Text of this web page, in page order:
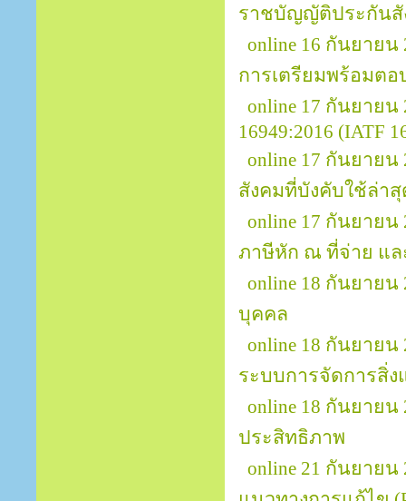
ราชบัญญัติประกันสั
online 16 กันยาย
การเตรียมพร้อมต
online 17 กันยาย
16949:2016 (IATF
online 17 กันยาย
สังคมที่บังคับใช้ล่าสุ
online 17 กันยาย
ภาษีหัก ณ ที่จ่าย แล
online 18 กันยาย
บุคคล
online 18 กันยายน
ระบบการจัดการสิ่ง
online 18 กันยายน
ประสิทธิภาพ
online 21 กันยาย